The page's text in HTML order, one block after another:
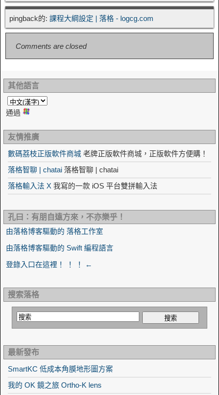
pingback的: 課程大綱設定 | 落格 - logcg.com
Comments are closed
其他語言
通過
友情推廣
數碼荔枝正版軟件商城 老牌正版軟件商城，正版軟件方便購！
落格智聊 | chatai 落格智聊 | chatai
落格輸入法 X 我寫的一款 iOS 平台雙拼輸入法
孔曰：有朋自遠方來，不亦樂乎！
由落格博客驅動的 落格工作室
由落格博客驅動的 Swift 編程語言
登錄入口在這裡！ ！ ！ ←
搜索落格
最新發布
SmartKC 低成本角膜地形圖方案
我的 OK 鏡之旅 Ortho-K lens